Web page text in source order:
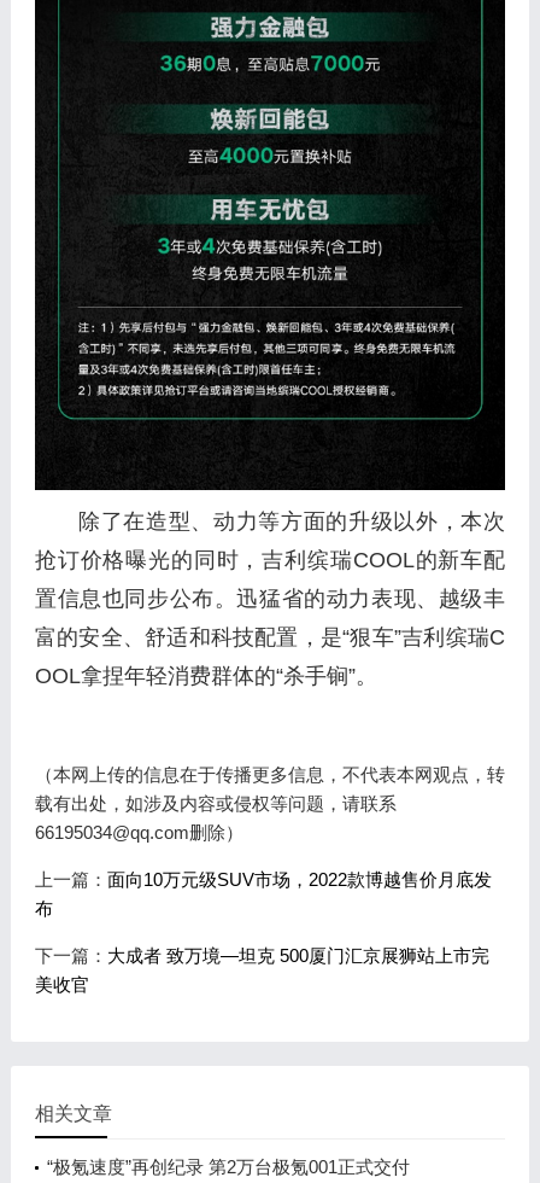
除了在造型、动力等方面的升级以外，本次
抢订价格曝光的同时，吉利缤瑞COOL的新车配
置信息也同步公布。迅猛省的动力表现、越级丰
富的安全、舒适和科技配置，是“狠车”吉利缤瑞C
OOL拿捏年轻消费群体的“杀手锏”。
（本网上传的信息在于传播更多信息，不代表本网观点，转
载有出处，如涉及内容或侵权等问题，请联系
66195034@qq.com删除）
上一篇： 面向10万元级SUV市场，2022款博越售价月底发
布
下一篇： 大成者 致万境—坦克 500厦门汇京展狮站上市完
美收官
相关文章
“极氪速度”再创纪录 第2万台极氪001正式交付